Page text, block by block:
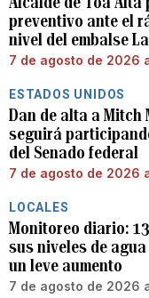
preventivo ante el
nivel del embalse
7 de agosto de 2026
ESTADOS UNIDOS
Dan de alta a Mitch
seguirá
del Senado federal
7 de agosto de 2026
LOCALES
Monitoreo diario:
sus niveles de
un leve aumento
7 de agosto de 2026